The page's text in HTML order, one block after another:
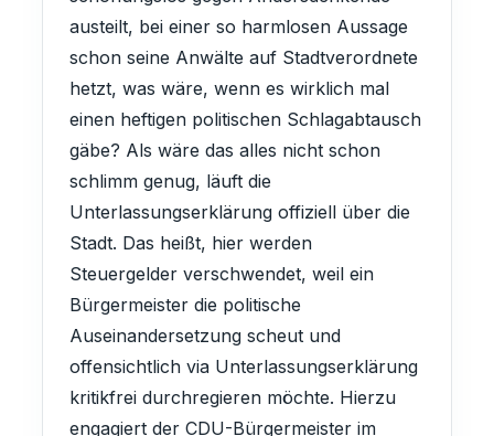
austeilt, bei einer so harmlosen Aussage
schon seine Anwälte auf Stadtverordnete
hetzt, was wäre, wenn es wirklich mal
einen heftigen politischen Schlagabtausch
gäbe? Als wäre das alles nicht schon
schlimm genug, läuft die
Unterlassungserklärung offiziell über die
Stadt. Das heißt, hier werden
Steuergelder verschwendet, weil ein
Bürgermeister die politische
Auseinandersetzung scheut und
offensichtlich via Unterlassungserklärung
kritikfrei durchregieren möchte. Hierzu
engagiert der CDU-Bürgermeister im